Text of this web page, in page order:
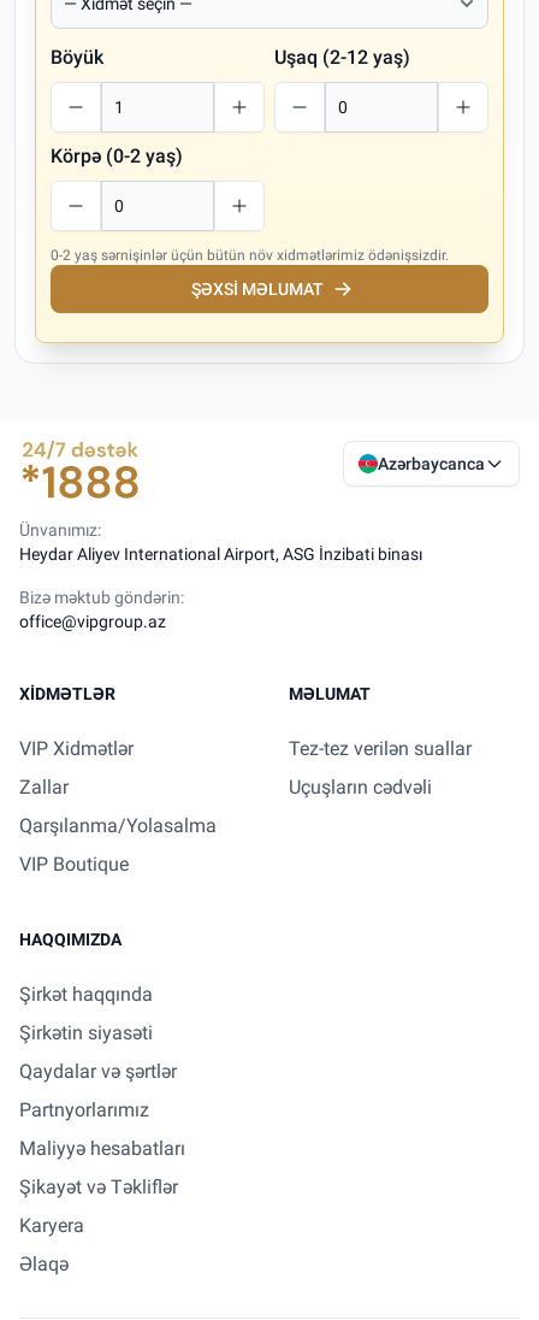
Böyük Uşaq (2-12 yaş)
Körpə (0-2 yaş)
0-2 yaş sərnişinlər üçün bütün növ xidmətlərimiz ödənişsizdir.
ŞƏXSI MƏLUMAT
Azərbaycanca
Ünvanımız:
Heydar Aliyev International Airport, ASG İnzibati binası
Bizə məktub göndərin:
office@vipgroup.az
XIDMƏTLƏR
VIP Xidmətlər
Zallar
Qarşılanma/Yolasalma
VIP Boutique
MƏLUMAT
Tez-tez verilən suallar
Uçuşların cədvəli
HAQQIMIZDA
Şirkət haqqında
Şirkətin siyasəti
Qaydalar və şərtlər
Partnyorlarımız
Maliyyə hesabatları
Şikayət və Təkliflər
Karyera
Əlaqə